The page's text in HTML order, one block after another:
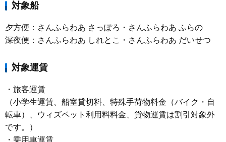
対象船
夕方便：さんふらわあ さっぽろ・さんふらわあ ふらの
深夜便：さんふらわあ しれとこ・さんふらわあ だいせつ
対象運賃
・旅客運賃
（小学生運賃、船室貸切料、特殊手荷物料金（バイク・自
転車）、ウィズペット利用料料金、貨物運賃は割引対象外
です。
）
・乗用車運賃